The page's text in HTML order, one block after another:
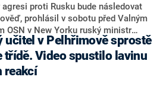
proti Rusku bude následovat
prohlásil v sobotu před Valným
OSN v New Yorku ruský ministr
Lavrov, podle něhož je Západ posedlý
Ruska. Ve svém projevu
politiku západních zemí i v řadě
včetně Blízkého východu nebo
učitel v Pelhřimově sprostě
třídě. Video spustilo lavinu
reakcí